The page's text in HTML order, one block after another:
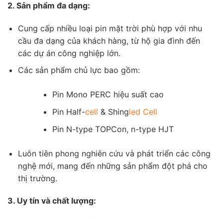
2. Sản phẩm đa dạng:
Cung cấp nhiều loại pin mặt trời phù hợp với nhu
cầu đa dạng của khách hàng, từ hộ gia đình đến
các dự án công nghiệp lớn.
Các sản phẩm chủ lực bao gồm:
Pin Mono PERC hiệu suất cao
Pin Half-cell & Shingled Cell
Pin N-type TOPCon, n-type HJT
Luôn tiên phong nghiên cứu và phát triển các công
nghệ mới, mang đến những sản phẩm đột phá cho
thị trường.
3. Uy tín và chất lượng: